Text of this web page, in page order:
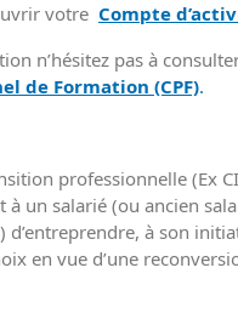
votre Compte
n’hésitez pas à
de Formation (CPF).
professionnelle (Ex
un salarié (ou ancien
d’entreprendre, à son
en vue d’une